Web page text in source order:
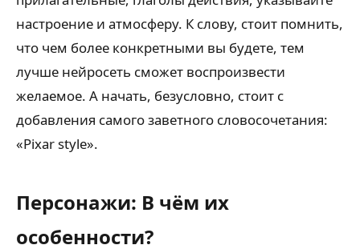
настроение и атмосферу. К слову, стоит помнить,
что чем более конкретными вы будете, тем
лучше нейросеть сможет воспроизвести
желаемое. А начать, безусловно, стоит с
добавления самого заветного словосочетания:
«Pixar style».
Персонажи: В чём их
особенности?